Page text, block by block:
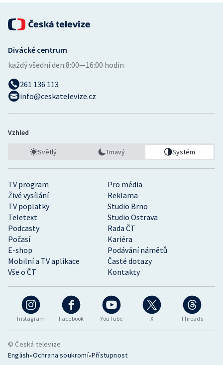
Volejbal
Ostatní
Instagram Facebook YouTube X Threads
TV program
Pro média
Živé vysílání
Reklama
TV poplatky
Studio Brno
Teletext
Studio Ostrava
Podcasty
Rada ČT
Počasí
Kariéra
E-shop
Podávání námětů
Mobilní a TV aplikace
Časté dotazy
Vše o ČT
Kontakty
Divácké centrum
každý všední den:8:00—16:00 hodin
261 136 113
info@ceskatelevize.cz
Vzhled
Světlý Tmavý Systém
© Česká televize
English•Ochrana soukromí•Přístupnost